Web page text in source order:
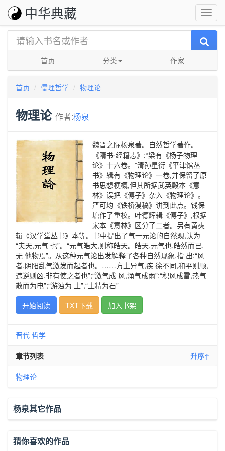
中华典藏
首页 分类 作家
首页 儒理哲学 物理论
物理论 作者:杨泉
魏晋之际杨泉著。自然哲学著作。
《隋书·经籍志》:“梁有《杨子物理
论》十六卷。”清孙星衍《平津馆丛
书》辑有《物理论》一卷,并保留了原
书思想梗概,但其所据武英殿本《意
林》误把《傅子》杂入《物理论》。
严可均《铁桥漫稿》讲到此点。钱保
塘作了重校。叶德辉辑《傅子》,根据
宋本《意林》区分了二者。另有黄奭
辑《汉学堂丛书》本等。书中提出了气一元论的自然观,认为
“夫天,元气 也”。“元气皓大,则称皓天。皓天,元气也,皓然而已,
无 他物焉”。从这种元气论出发解释了各种自然现象,指 出:“风
者,阴阳乱气激发而起者也。……方土异气,疾 徐不同,和平则顺,
违逆则凶,非有使之者也”;“激气成 风,涌气成雨”;“积风成雷,热气
散而为电”;“游浊为 土”,“土精为石”
开始阅读
TXT下载 加入书架
晋代 哲学
章节列表 升序↑
物理论
杨泉其它作品
猜你喜欢的作品